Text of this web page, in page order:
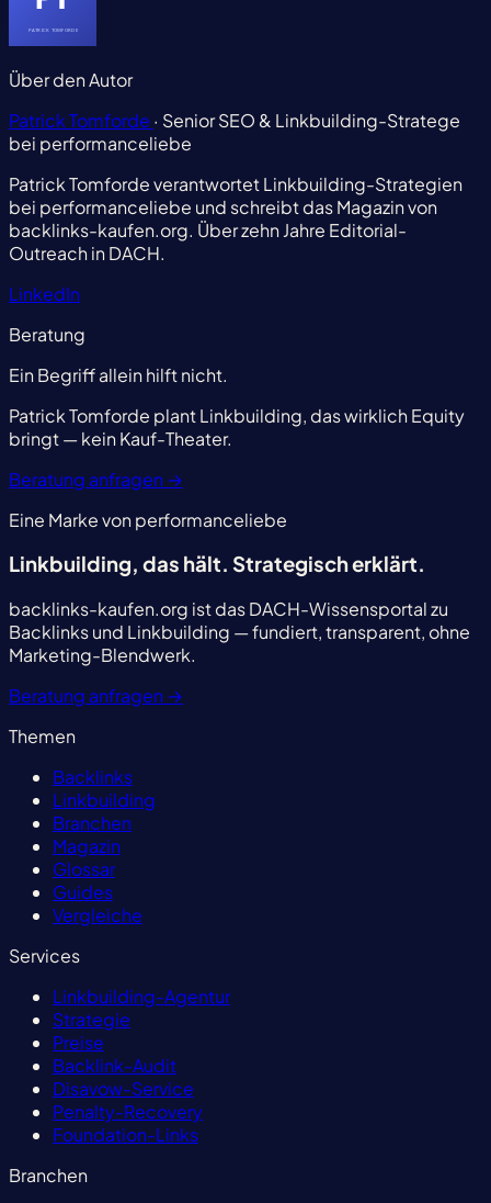
Über den Autor
Patrick Tomforde · Senior SEO & Linkbuilding-Stratege
bei performanceliebe
Patrick Tomforde verantwortet Linkbuilding-Strategien
bei performanceliebe und schreibt das Magazin von
backlinks-kaufen.org. Über zehn Jahre Editorial-
Outreach in DACH.
LinkedIn
Beratung
Ein Begriff allein hilft nicht.
Patrick Tomforde plant Linkbuilding, das wirklich Equity
bringt — kein Kauf-Theater.
Beratung anfragen →
Eine Marke von performanceliebe
Linkbuilding, das hält. Strategisch erklärt.
backlinks-kaufen.org ist das DACH-Wissensportal zu
Backlinks und Linkbuilding — fundiert, transparent, ohne
Marketing-Blendwerk.
Beratung anfragen →
Themen
Backlinks
Linkbuilding
Branchen
Magazin
Glossar
Guides
Vergleiche
Services
Linkbuilding-Agentur
Strategie
Preise
Backlink-Audit
Disavow-Service
Penalty-Recovery
Foundation-Links
Branchen